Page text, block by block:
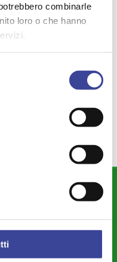
combinarle
loro o che hanno
IPSOS,
ATTI,